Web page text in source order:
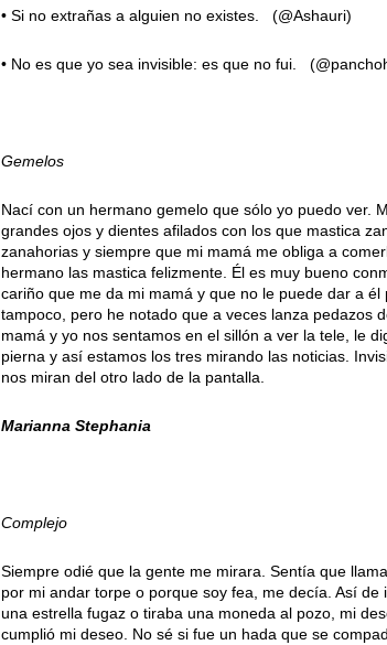
• Si no extrañas a alguien no existes. (@Ashauri)
• No es que yo sea invisible: es que no fui.
Gemelos
Nací con un hermano gemelo que sólo yo puedo ver.
grandes ojos y dientes afilados con los que mastica
zanahorias y siempre que mi mamá me obliga a
hermano las mastica felizmente. Él es muy bueno
cariño que me da mi mamá y que no le puede dar a
tampoco, pero he notado que a veces lanza pedazos
mamá y yo nos sentamos en el sillón a ver la tele, le
pierna y así estamos los tres mirando las noticias.
nos miran del otro lado de la pantalla.
Marianna Stephania
Complejo
Siempre odié que la gente me mirara. Sentía que
por mi andar torpe o porque soy fea, me decía. Así
una estrella fugaz o tiraba una moneda al pozo, mi
cumplió mi deseo. No sé si fue un hada que se